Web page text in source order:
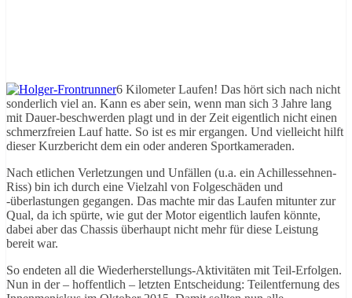
6 Kilometer Laufen! Das hört sich nach nicht
sonderlich viel an. Kann es aber sein, wenn man sich 3 Jahre lang
mit Dauer-beschwerden plagt und in der Zeit eigentlich nicht einen
schmerzfreien Lauf hatte. So ist es mir ergangen. Und vielleicht hilft
dieser Kurzbericht dem ein oder anderen Sportkameraden.
Nach etlichen Verletzungen und Unfällen (u.a. ein Achillessehnen-
Riss) bin ich durch eine Vielzahl von Folgeschäden und
-überlastungen gegangen. Das machte mir das Laufen mitunter zur
Qual, da ich spürte, wie gut der Motor eigentlich laufen könnte,
dabei aber das Chassis überhaupt nicht mehr für diese Leistung
bereit war.
So endeten all die Wiederherstellungs-Aktivitäten mit Teil-Erfolgen.
Nun in der – hoffentlich – letzten Entscheidung: Teilentfernung des